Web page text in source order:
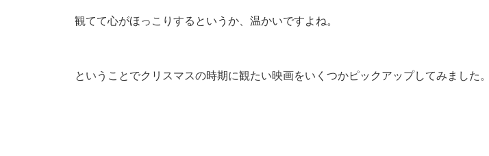
観てて心がほっこりするというか、温かいですよね。
ということでクリスマスの時期に観たい映画をいくつかピックアップしてみました。